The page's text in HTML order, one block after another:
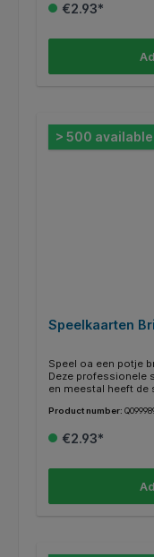
€2.93*
> 500 available
Speelkaarten
Speel oa een potje
Deze professionele
en meestal heeft de
kaarten zijn roze.
Product number:
€2.93*